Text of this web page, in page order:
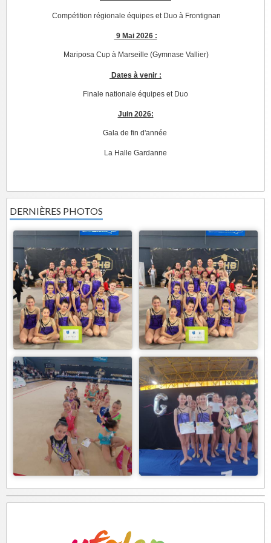
Compétition régionale équipes et Duo à Frontignan
9 Mai 2026 :
Mariposa Cup à Marseille (Gymnase Vallier)
Dates à venir :
Finale nationale équipes et Duo
Juin 2026:
Gala de fin d'année
La Halle Gardanne
DERNIÈRES PHOTOS